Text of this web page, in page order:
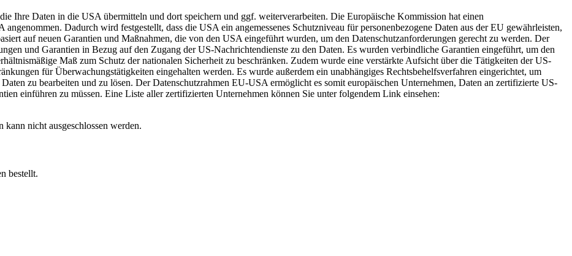
Ihre Daten in die USA übermitteln und dort speichern und ggf. weiterverarbeiten. Die Europäische Kommission hat einen
Dadurch wird festgestellt, dass die USA ein angemessenes Schutzniveau für personenbezogene Daten aus der EU gewährleisten,
auf neuen Garantien und Maßnahmen, die von den USA eingeführt wurden, um den Datenschutzanforderungen gerecht zu werden. Der
und Garantien in Bezug auf den Zugang der US-Nachrichtendienste zu den Daten. Es wurden verbindliche Garantien eingeführt, um den
Maß zum Schutz der nationalen Sicherheit zu beschränken. Zudem wurde eine verstärkte Aufsicht über die Tätigkeiten der US-
für Überwachungstätigkeiten eingehalten werden. Es wurde außerdem ein unabhängiges Rechtsbehelfsverfahren eingerichtet, um
zu bearbeiten und zu lösen. Der Datenschutzrahmen EU-USA ermöglicht es somit europäischen Unternehmen, Daten an zertifizierte US-
einführen zu müssen. Eine Liste aller zertifizierten Unternehmen können Sie unter folgendem Link einsehen:
nicht ausgeschlossen werden.
bestellt.